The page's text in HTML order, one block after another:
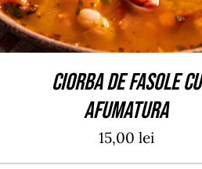
Ciorba de fasole cu
afumatura
15,00 lei